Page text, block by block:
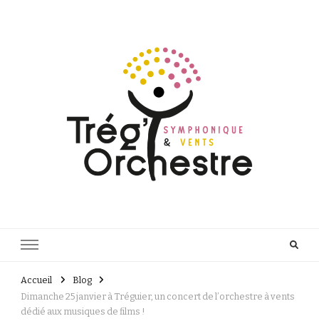
Accueil
Blog
Dimanche 25 janvier à Tréguier, un concert de l’orchestre à vents
dédié aux musiques de films !